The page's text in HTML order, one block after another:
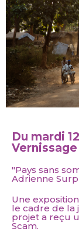
Du mardi
Vernissage
"Pays sans
Adrienne
Une
le cadre de la
projet a reçu
Scam.